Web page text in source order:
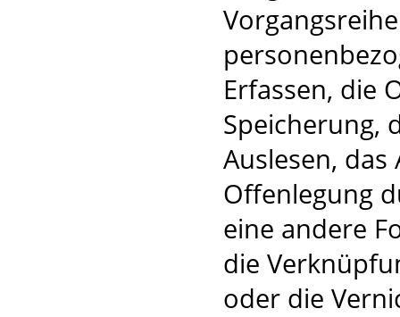
Erfassen, die
Speicherung,
Auslesen,
Offenlegung
eine andere
die
oder die